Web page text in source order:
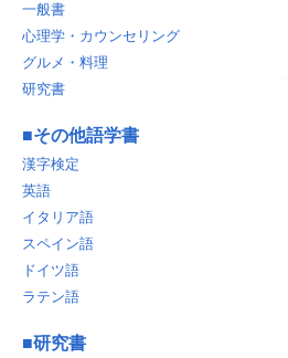
一般書
心理学・カウンセリング
グルメ・料理
研究書
■その他語学書
漢字検定
英語
イタリア語
スペイン語
ドイツ語
ラテン語
■研究書